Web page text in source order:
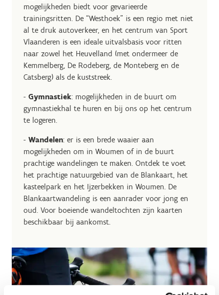
mogelijkheden biedt voor gevarieerde
trainingsritten. De “Westhoek” is een regio met niet
al te druk autoverkeer, en het centrum van Sport
Vlaanderen is een ideale uitvalsbasis voor ritten
naar zowel het Heuvelland (met ondermeer de
Kemmelberg, De Rodeberg, de Monteberg en de
Catsberg) als de kuststreek.
- Gymnastiek: mogelijkheden in de buurt om
gymnastiekhal te huren en bij ons op het centrum
te logeren.
- Wandelen: er is een brede waaier aan
mogelijkheden om in Woumen of in de buurt
prachtige wandelingen te maken. Ontdek te voet
het prachtige natuurgebied van de Blankaart, het
kasteelpark en het Ijzerbekken in Woumen. De
Blankaartwandeling is een aanrader voor jong en
oud. Voor boeiende wandeltochten zijn kaarten
beschikbaar bij aankomst.